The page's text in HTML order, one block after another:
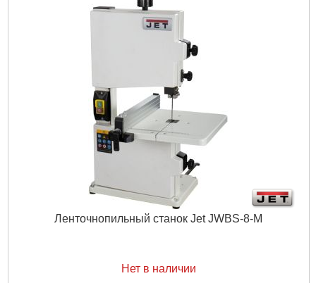
24
Подробнее...
Ленточнопильный станок Jet JWBS-8-M
Нет в наличии